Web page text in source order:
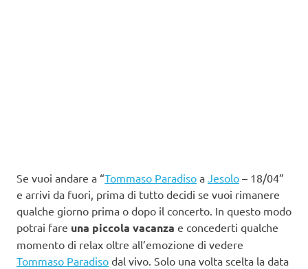
Se vuoi andare a “Tommaso Paradiso a Jesolo – 18/04”
e arrivi da fuori, prima di tutto decidi se vuoi rimanere
qualche giorno prima o dopo il concerto. In questo modo
potrai fare una piccola vacanza e concederti qualche
momento di relax oltre all’emozione di vedere
Tommaso Paradiso dal vivo. Solo una volta scelta la data